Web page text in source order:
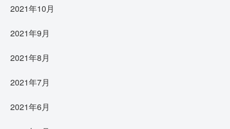
2021年10月
2021年9月
2021年8月
2021年7月
2021年6月